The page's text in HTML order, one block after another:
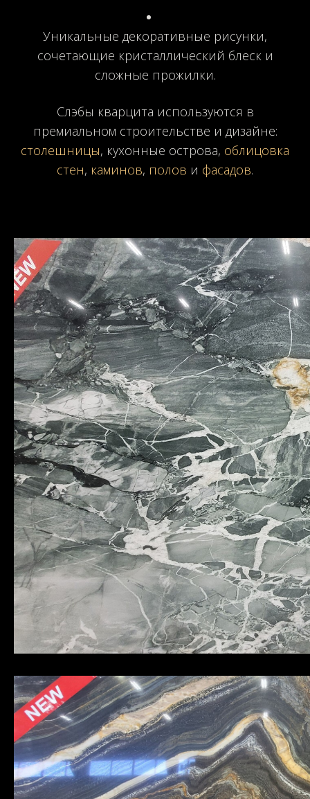
Уникальные декоративные рисунки,
сочетающие кристаллический блеск и
сложные прожилки.
Слэбы кварцита используются в
премиальном строительстве и дизайне:
столешницы, кухонные острова, облицовка
стен, каминов, полов и фасадов.